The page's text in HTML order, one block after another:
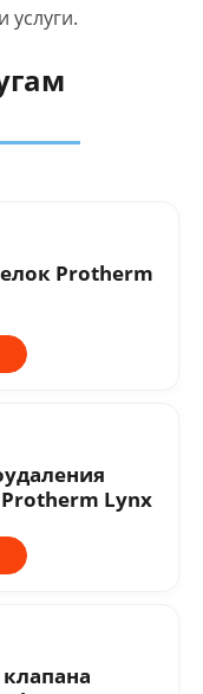
услуги.
Protherm
Protherm Lynx